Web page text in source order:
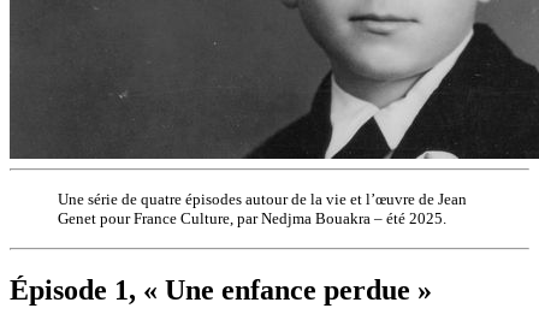
Une série de quatre épisodes autour de la vie et l’œuvre de Jean
Genet pour France Culture, par Nedjma Bouakra – été 2025.
Épisode 1, « Une enfance perdue »